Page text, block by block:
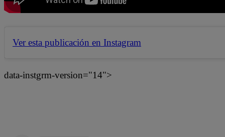
Ver esta publicación en Instagram
data-instgrm-version="14">